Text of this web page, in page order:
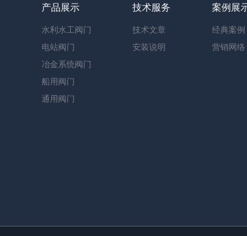
产品展示
水利水工阀门
电站阀门
冶金系统阀门
船用阀门
通用阀门
技术服务
技术文章
安装说明
案例展
经典案例
营销网络